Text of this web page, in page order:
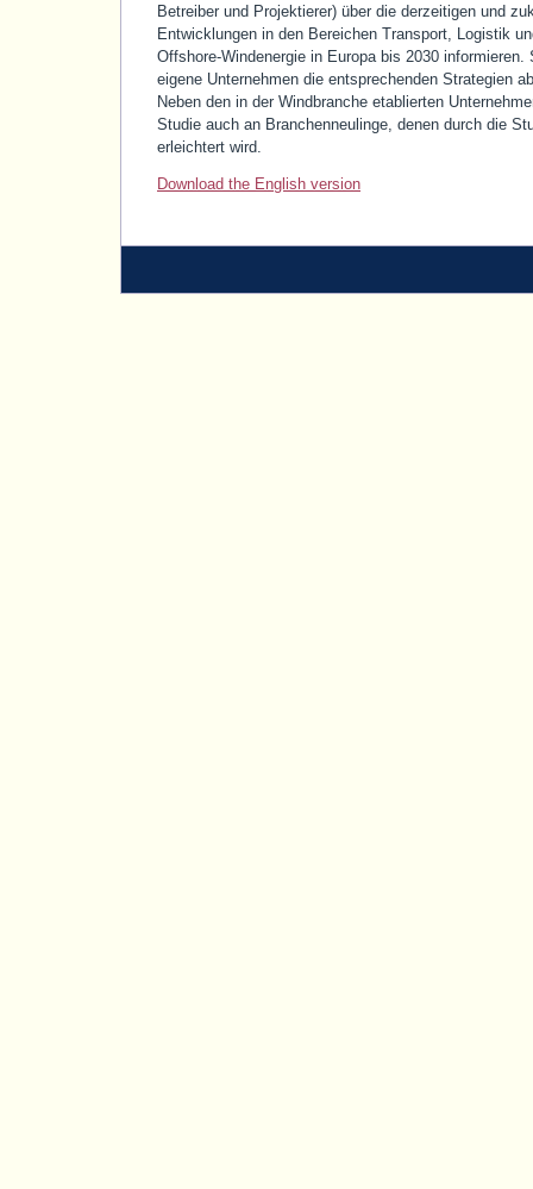
Betreiber und Projektierer) über die derzeitigen und
Entwicklungen in den Bereichen Transport, Logistik
Offshore-Windenergie in Europa bis 2030 informieren.
eigene Unternehmen die entsprechenden Strategien
Neben den in der Windbranche etablierten
Studie auch an Branchenneulinge, denen durch die
erleichtert wird.
Download the English version